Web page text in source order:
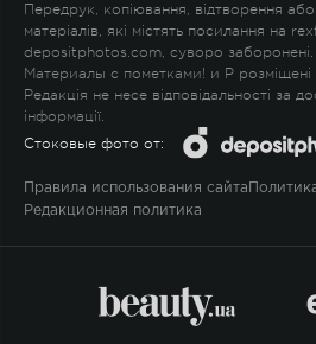
Передрук, копіювання, відтворення
матеріалів, які містять посилання на
depositphotos.com, суворо заборонені.
Материалы с пометками! и P
Редакція не несе відповідальності за
інформації.
Стоковые фото от:
Правила использования сайта
Редакционная политика